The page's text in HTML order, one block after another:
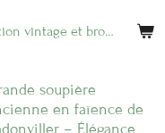
Objets anciens, décoration vintage et brocante en ligne
soupière
en faïence de
– Élégance